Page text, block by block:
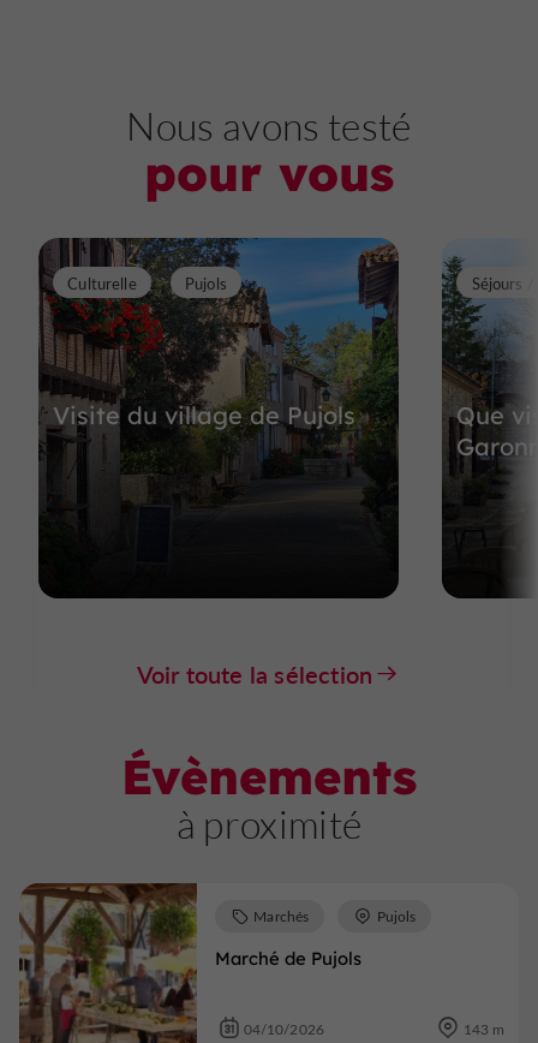
Nous avons testé
pour vous
Visite du village de Pujols
Culturelle Pujols
Que
Séjours /
Voir toute la sélection
Évènements
à proximité
Marché de Pujols
Marchés Pujols
04/10/2026 143 m